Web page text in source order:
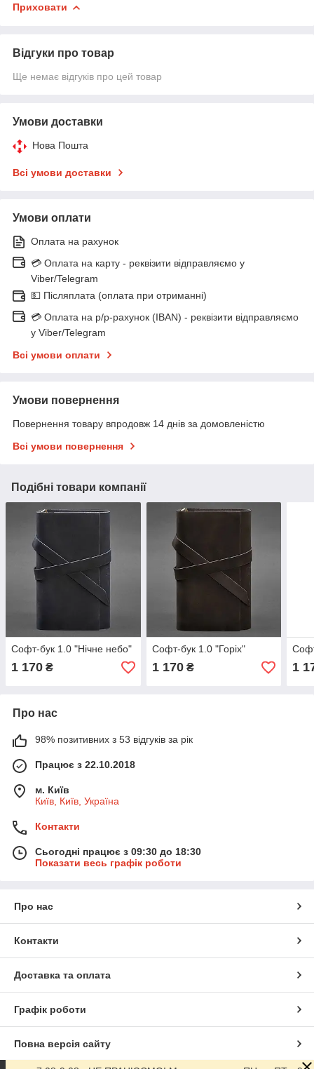
Приховати
Відгуки про товар
Ще немає відгуків про цей товар
Умови доставки
Нова Пошта
Всі умови доставки
Умови оплати
Оплата на рахунок
💳 Оплата на карту - реквізити відправляємо у
Viber/Telegram
💵 Післяплата (оплата при отриманні)
💳 Оплата на р/р-рахунок (IBAN) - реквізити відправляємо
у Viber/Telegram
Всі умови оплати
Умови повернення
Повернення товару впродовж 14 днів за домовленістю
Всі умови повернення
Подібні товари компанії
Софт-бук 1.0 "Нічне небо"
1 170 ₴
Софт-бук 1.0 "Горіх"
1 170₴ 1
Про нас
98% позитивних з 53 відгуків за рік
Працює з 22.10.2018
м. Київ
Київ, Київ, Україна
Контакти
Сьогодні працює з 09:30 до 18:30
Показати весь графік роботи
Про нас
Контакти
Доставка та оплата
Графік роботи
Повна версія сайту